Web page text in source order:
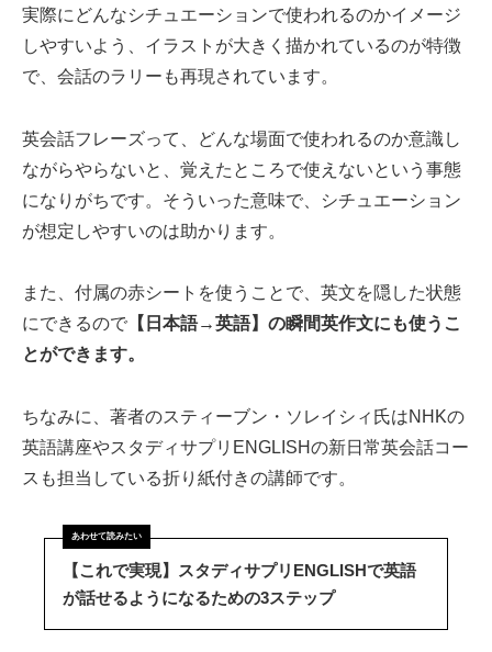
実際にどんなシチュエーションで使われるのかイメージ
しやすいよう、イラストが大きく描かれているのが特徴
で、会話のラリーも再現されています。
英会話フレーズって、どんな場面で使われるのか意識し
ながらやらないと、覚えたところで使えないという事態
になりがちです。そういった意味で、シチュエーション
が想定しやすいのは助かります。
また、付属の赤シートを使うことで、英文を隠した状態
にできるので 【日本語→英語】の瞬間英作文にも使うこ
とができます。
ちなみに、著者のスティーブン・ソレイシィ氏はNHKの
英語講座やスタディサプリENGLISHの新日常英会話コー
スも担当している折り紙付きの講師です。
【これで実現】スタディサプリENGLISHで英語
が話せるようになるための3ステップ